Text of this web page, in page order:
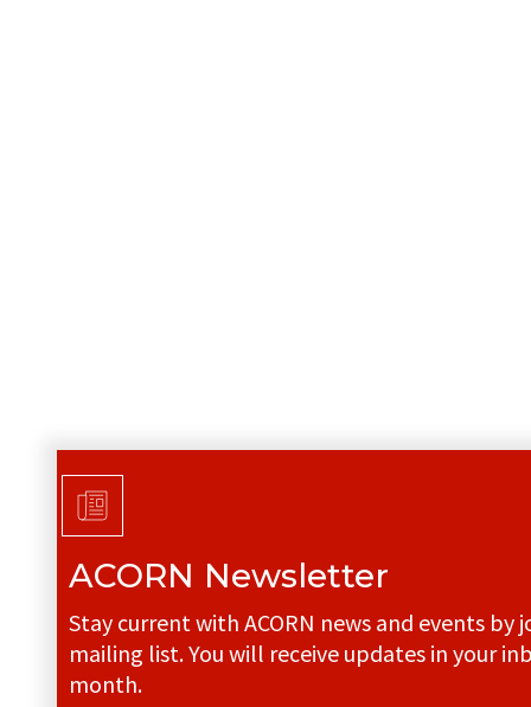
ACORN Newsletter
Stay current with ACORN news and events by
mailing list. You will receive updates in your
month.